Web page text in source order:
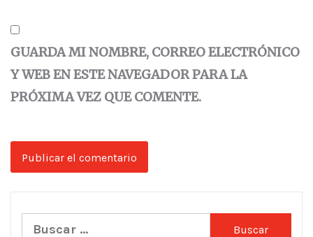
GUARDA MI NOMBRE, CORREO ELECTRÓNICO
Y WEB EN ESTE NAVEGADOR PARA LA
PRÓXIMA VEZ QUE COMENTE.
Buscar: